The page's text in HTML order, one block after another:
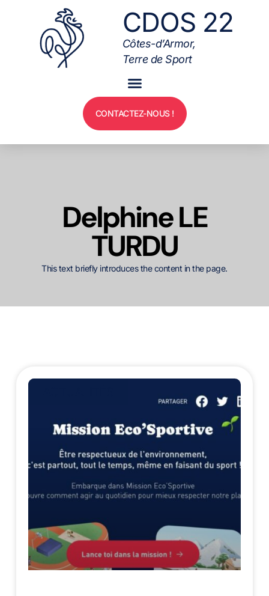
CDOS 22
Côtes-d’Armor,
Terre de Sport
CONTACTEZ-NOUS !
Delphine LE
TURDU
This text briefly introduces the content in the page.